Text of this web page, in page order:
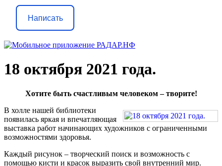
Написать
18 октября 2021 года.
Хотите быть счастливым человеком – творите!
В холле нашей библиотеки
появилась яркая и впечатляющая
выставка работ начинающих художников с ограниченными
возможностями здоровья.
Каждый рисунок – творческий поиск и возможность с
помощью кисти и красок выразить свой внутренний мир.